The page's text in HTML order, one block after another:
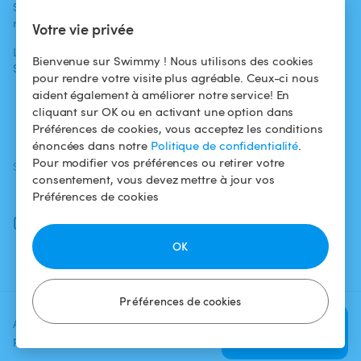
Votre vie privée
Bienvenue sur Swimmy ! Nous utilisons des cookies
pour rendre votre visite plus agréable. Ceux-ci nous
aident également à améliorer notre service! En
cliquant sur OK ou en activant une option dans
Préférences de cookies, vous acceptez les conditions
énoncées dans notre Politique de confidentialité.
Pour modifier vos préférences ou retirer votre
consentement, vous devez mettre à jour vos
Préférences de cookies
Préférences de cookies
OK
Ajoutez une date et un créneau
pour voir le prix
Vérifier la
Swimmy dans les
médias
L'aventure
Swimmy
Louer ma piscine
Comment ça
marche ?
confidentialité
Mentions légales
SUIVEZ-NOUS
Facebook
Instagram
TÉLÉCHARGEZ L'APP